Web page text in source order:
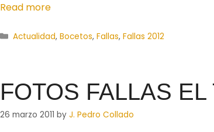
Read more
Actualidad, Bocetos, Fallas, Fallas 2012
FOTOS FALLAS
26 marzo 2011 by J. Pedro Collado